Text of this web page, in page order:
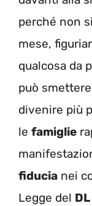
perché non
mese,
qualcosa da
può
divenire più
le famiglie
fiducia nei
Legge del